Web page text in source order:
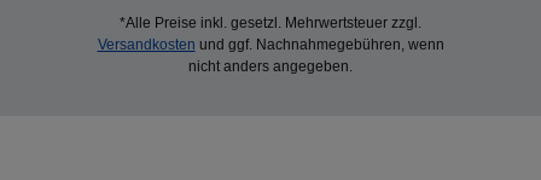
*Alle Preise inkl. gesetzl. Mehrwertsteuer zzgl.
Versandkosten und ggf. Nachnahmegebühren, wenn
nicht anders angegeben.